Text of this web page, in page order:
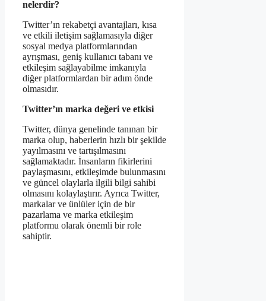
nelerdir?
Twitter’ın rekabetçi avantajları, kısa
ve etkili iletişim sağlamasıyla diğer
sosyal medya platformlarından
ayrışması, geniş kullanıcı tabanı ve
etkileşim sağlayabilme imkanıyla
diğer platformlardan bir adım önde
olmasıdır.
Twitter’ın marka değeri ve etkisi
Twitter, dünya genelinde tanınan bir
marka olup, haberlerin hızlı bir şekilde
yayılmasını ve tartışılmasını
sağlamaktadır. İnsanların fikirlerini
paylaşmasını, etkileşimde bulunmasını
ve güncel olaylarla ilgili bilgi sahibi
olmasını kolaylaştırır. Ayrıca Twitter,
markalar ve ünlüler için de bir
pazarlama ve marka etkileşim
platformu olarak önemli bir role
sahiptir.